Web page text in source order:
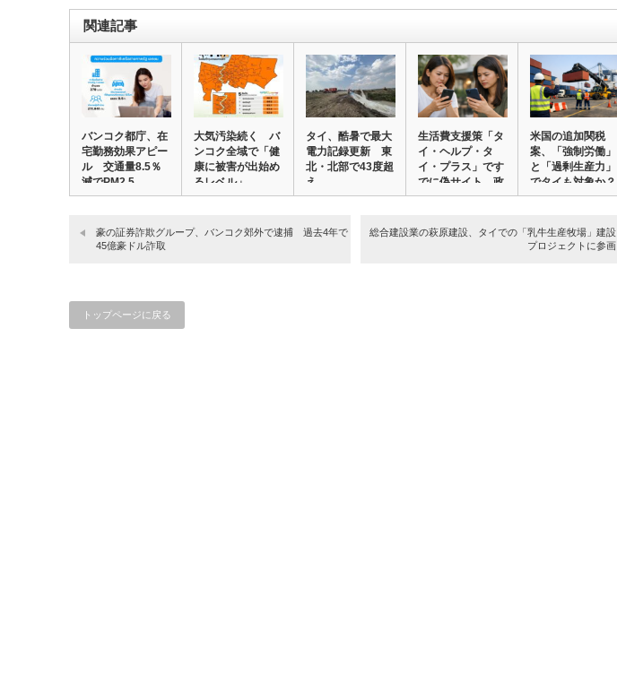
関連記事
バンコク都庁、在
宅勤務効果アピー
ル 交通量8.5％
減でPM2.5…
大気汚染続く バ
ンコク全域で「健
康に被害が出始め
るレベル」
タイ、酷暑で最大
電力記録更新 東
北・北部で43度超
え
生活費支援策「タ
イ・ヘルプ・タ
イ・プラス」です
でに偽サイト、政
府…
米国の追加関税
案、「強制労働」
と「過剰生産力」
でタイも対象か？
豪の証券詐欺グループ、バンコク郊外で逮捕 過去4年で
45億豪ドル詐取
総合建設業の萩原建設、タイでの「乳牛生産牧場」建設
プロジェクトに参画
トップページに戻る